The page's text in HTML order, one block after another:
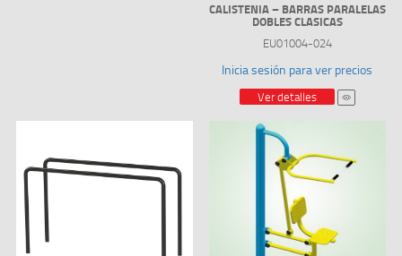
CALISTENIA – BARRAS PARALELAS
DOBLES CLASICAS
EU01004-024
Inicia sesión para ver precios
Ver detalles